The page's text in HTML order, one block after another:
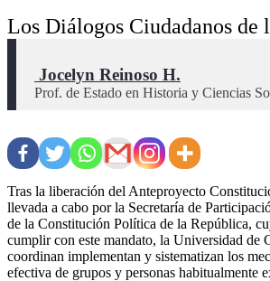
Los Diálogos Ciudadanos de
Jocelyn Reinoso H.
Prof. de Estado en Historia y Ciencias
Tras la liberación del Anteproyecto
llevada a cabo por la Secretaría de
de la Constitución Política de la República,
cumplir con este mandato, la Universidad de
coordinan implementan y sistematizan los
efectiva de grupos y personas habitualmente